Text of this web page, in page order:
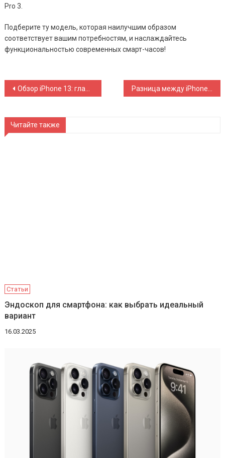
Pro 3.
Подберите ту модель, которая наилучшим образом
соответствует вашим потребностям, и наслаждайтесь
функциональностью современных смарт-часов!
Навигация
записям
Обзор iPhone 13: главные особенности и преимущества
Читайте также
Статьи
Эндоскоп для смартфона: как выбрать идеальный
вариант
16.03.2025